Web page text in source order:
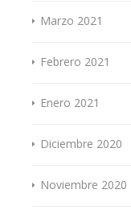
Marzo 2021
Febrero 2021
Enero 2021
Diciembre 2020
Noviembre 2020